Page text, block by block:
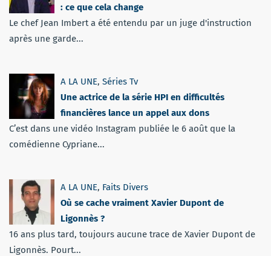
: ce que cela change
Le chef Jean Imbert a été entendu par un juge d'instruction
après une garde...
A LA UNE, Séries Tv
Une actrice de la série HPI en difficultés
financières lance un appel aux dons
C’est dans une vidéo Instagram publiée le 6 août que la
comédienne Cypriane...
A LA UNE, Faits Divers
Où se cache vraiment Xavier Dupont de
Ligonnès ?
16 ans plus tard, toujours aucune trace de Xavier Dupont de
Ligonnès. Pourt...